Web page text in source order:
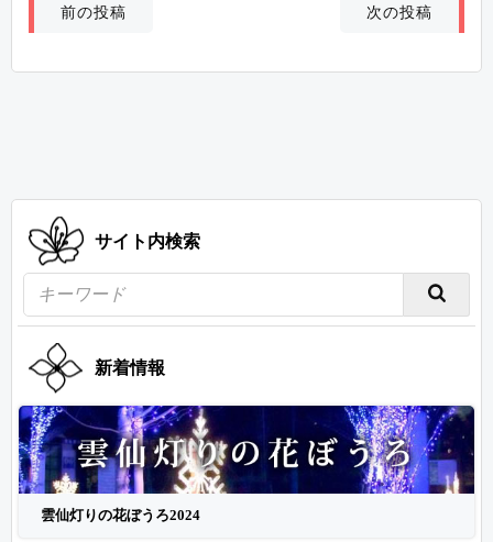
稿
ナ
シ
ョ
ン
前の投稿
ナ
シ
次の投稿
サイト内検索
新着情報
雲仙灯りの花ぼうろ2024